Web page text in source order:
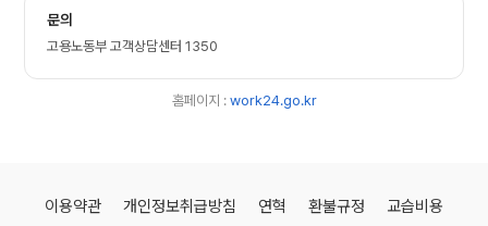
문의
고용노동부 고객상담센터 1350
홈페이지 : work24.go.kr
이용약관 개인정보취급방침 연혁 환불규정
교습비용